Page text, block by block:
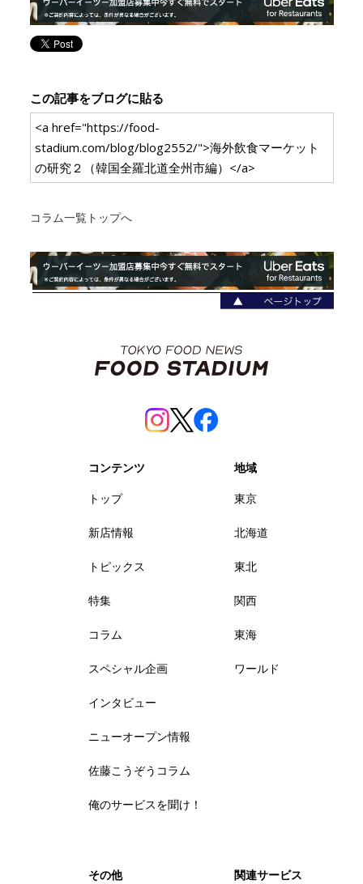
この記事をブログに貼る
<a href="https://food-
stadium.com/blog/blog2552/">海外飲食マーケット
の研究２（韓国全羅北道全州市編）</a>
コラム一覧トップへ
コンテンツ
トップ
新店情報
トピックス
特集
コラム
スペシャル企画
インタビュー
ニューオープン情報
佐藤こうぞうコラム
俺のサービスを聞け！
地域
東京
北海道
東北
関西
東海
ワールド
その他 関連サービス